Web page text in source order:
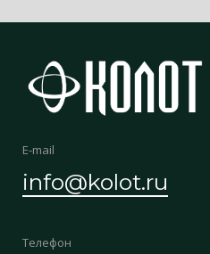
Телефон
info@kolot.ru
E-mail